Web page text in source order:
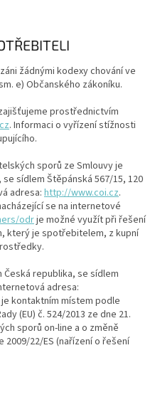
žádnými kodexy chování ve
e) Občanského zákoníku.
prostřednictvím
. Informaci o vyřízení stížnosti
sporů ze Smlouvy je
sídlem Štěpánská 567/15, 120
adresa: http://www.coi.cz.
se na internetové
odrje možné využít při řešení
který je spotřebitelem, z kupní
republika, se sídlem
adresa:
je kontaktním místem podle
(EU) č. 524/2013 ze dne 21.
sporů on-line a o změně
2009/22/ES (nařízení o řešení